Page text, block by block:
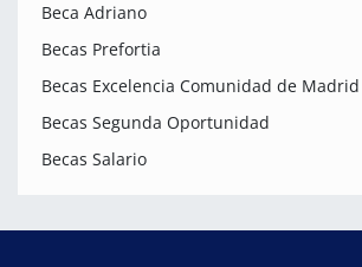
Beca Adriano
Becas Prefortia
Becas Excelencia Comunidad de Madrid
Becas Segunda Oportunidad
Becas Salario